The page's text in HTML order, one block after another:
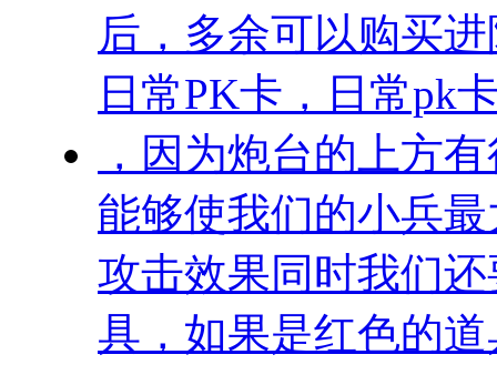
后，多余可以购买
日常PK卡，日常pk
，因为炮台的上方
能够使我们的小兵
攻击效果同时我们
具，如果是红色的